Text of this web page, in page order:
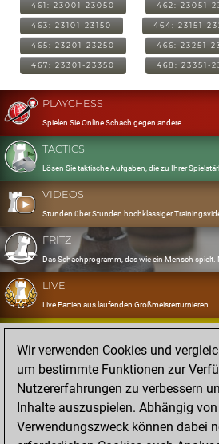
461: 23001-23050 462: 23051-
463: 23101-23150 464: 23151-
465: 23201-23250 466: 23251-
467: 23301-23350 468: 23351-
PLAYCHESS
Spielen Sie Online Schach gegen andere
TACTICS
Lösen Sie taktische Aufgaben, die zu Ihrer
VIDEOS
Stunden über Stunden hochklassiger
FRITZ
Das Schachprogramm, das wie ein Mensch
LIVE
Live Partien aus laufenden Großmeisterturnieren
OPENINGS
Erfassen und Üben Sie Ihr Eröffnungsrepertoire
DATABASE
Acht Millionen starke Partien
MYGAMES
Speichern und analysieren Sie eigene Partien in der
Wir verwenden Cookies und
um bestimmte Funktionen zur
Nutzererfahrungen zu verbessern
Inhalte auszuspielen. Abhängig
Verwendungszweck können dabei